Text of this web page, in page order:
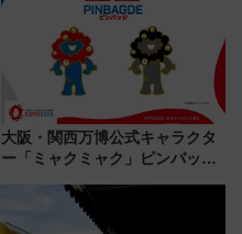
ぶ！ JR空港駅は2面3線化！
大阪・関西万博公式キャラクタ
ー「ミャクミャク」ピンバッジ